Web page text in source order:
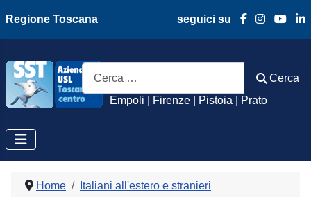
Regione Toscana seguici su
Azienda Usl
Empoli | Firenze | Pistoia | Prato
Cerca
Cerca
Home
Italiani all'estero e stranieri